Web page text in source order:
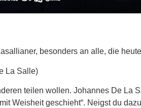
besonders an alle, die
La Salle)
teilen wollen. Johannes De La
Weisheit geschieht“. Neigst du